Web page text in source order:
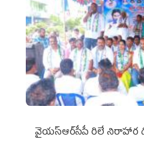
వైయ‌స్ఆర్‌సీపీ రిలే నిరాహార